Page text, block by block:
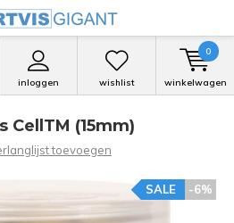
inloggen wishlist winkelwagen
0
CellTM (15mm)
toevoegen
-6%
SALE